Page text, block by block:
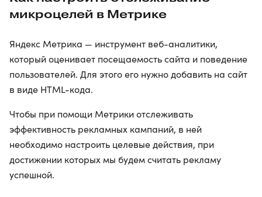
микроцелей в Метрике
Яндекс Метрика — инструмент веб-аналитики,
который оценивает посещаемость сайта и поведение
пользователей. Для этого его нужно добавить на сайт
в виде HTML-кода.
Чтобы при помощи Метрики отслеживать
эффективность рекламных кампаний, в ней
необходимо настроить целевые действия, при
достижении которых мы будем считать рекламу
успешной.